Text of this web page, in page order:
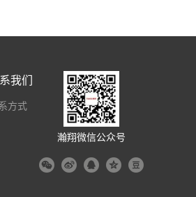
瀚翔微信公众号
我们
方式